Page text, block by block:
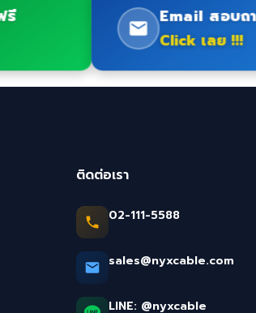
รี Email สอบถ
Click เลย !!!
ติดต่อเรา
02-111-5588
sales@nyxcable.com
LINE: @nyxcable